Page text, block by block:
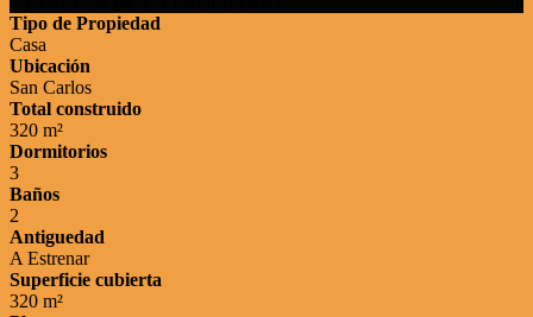
Tipo de Propiedad
Casa
Ubicación
San Carlos
Total construido
320 m²
Dormitorios
3
Baños
2
Antiguedad
A Estrenar
Superficie cubierta
320 m²